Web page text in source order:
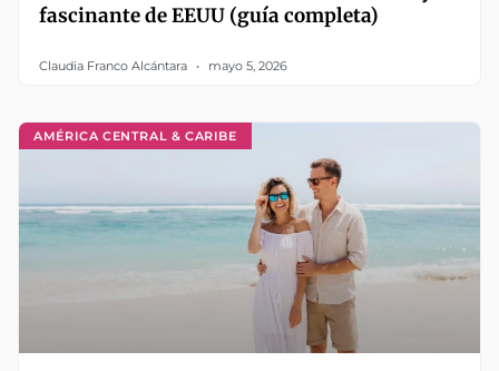
fascinante de EEUU (guía completa)
Claudia Franco Alcántara mayo 5, 2026
AMÉRICA CENTRAL & CARIBE